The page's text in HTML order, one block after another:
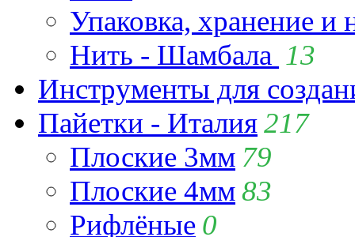
Упаковка, хранение и
Нить - Шамбала 13
Инструменты для
Пайетки - Италия217
Плоские 3мм 79
Плоские 4мм83
Рифлёные 0